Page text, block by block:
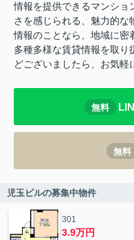
情報を提供できるマンショ
さを感じられる、魅力的な
情報のことなら、地域に密
多種多様な賃貸情報を取り
どございましたら、お気軽
無料
無料
児玉ビルの募集中物件
301
3.9万円